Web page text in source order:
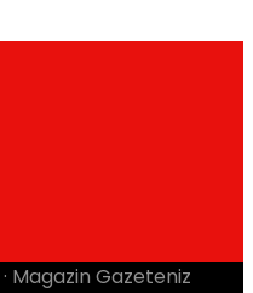
· Magazin Gazeteniz